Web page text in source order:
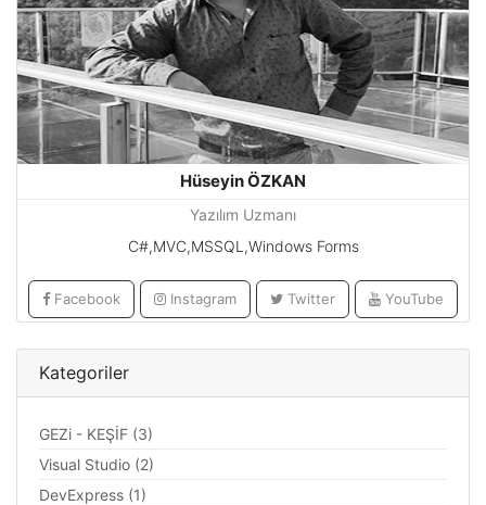
Hüseyin ÖZKAN
Yazılım Uzmanı
C#,MVC,MSSQL,Windows Forms
Facebook Instagram Twitter YouTube
Kategoriler
GEZi - KEŞİF (3)
Visual Studio (2)
DevExpress (1)